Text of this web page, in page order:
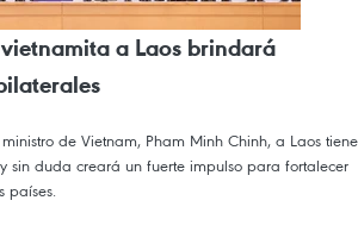
a Laos brindará
de Vietnam, Pham Minh Chinh, a Laos tiene
sin duda creará un fuerte impulso para fortalecer
países.